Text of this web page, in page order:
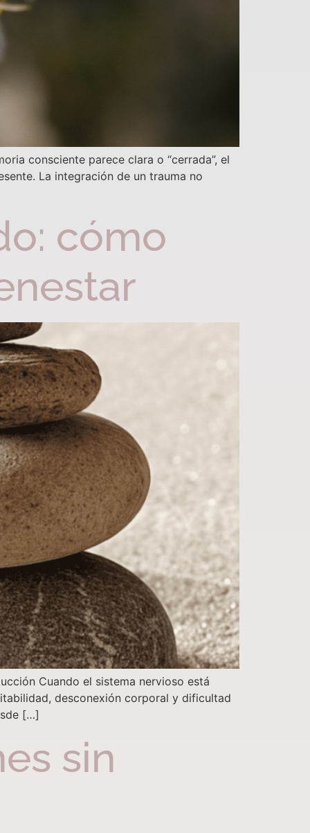
consciente parece clara o “cerrada”, el
La integración de un trauma no
cómo
Cuando el sistema nervioso está
desconexión corporal y dificultad
[…]
sin